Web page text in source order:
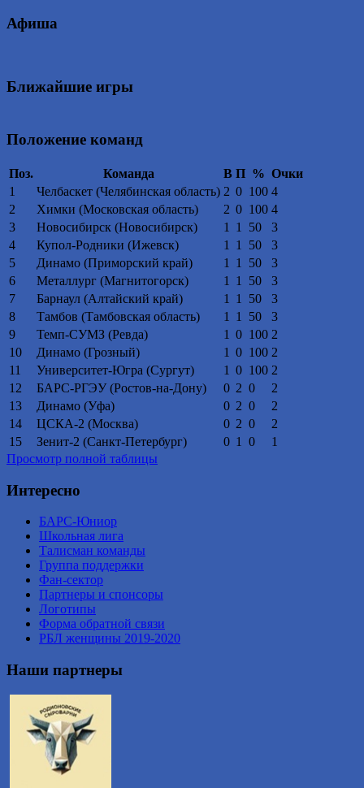
Афиша
Ближайшие игры
Положение команд
Поз. Команда В П % Очки
1
Челбаскет (Челябинская область) 2 0 100 4
2
Химки (Московская область) 2 0 100 4
3
Новосибирск (Новосибирск) 1 1 50
3
4
Купол-Родники (Ижевск) 1 1 50
3
5
Динамо (Приморский край) 1 1 50
3
6
Металлург (Магнитогорск) 1 1 50
3
7
Барнаул (Алтайский край) 1 1 50
3
8
Тамбов (Тамбовская область) 1 1 50
3
9
Темп-СУМЗ (Ревда) 1 0 100 2
10
Динамо (Грозный) 1 0 100 2
11
Университет-Югра (Сургут) 1 0 100 2
12
БАРС-РГЭУ (Ростов-на-Дону) 0 2 0
2
13
Динамо (Уфа) 0 2 0
2
14
ЦСКА-2 (Москва) 0 2 0
2
15
Зенит-2 (Санкт-Петербург) 0 1 0
1
Просмотр полной таблицы
Интересно
БАРС-Юниор
Школьная лига
Талисман команды
Группа поддержки
Фан-сектор
Партнеры и спонсоры
Логотипы
Форма обратной связи
РБЛ женщины 2019-2020
Наши партнеры